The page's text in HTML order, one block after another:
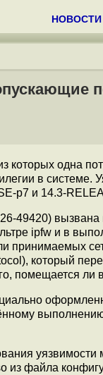
НОВОСТИ
которых одна
в
p7 и 14.3-
49420)
ipfw и в
принимаемых
который
помещается ли
из файла